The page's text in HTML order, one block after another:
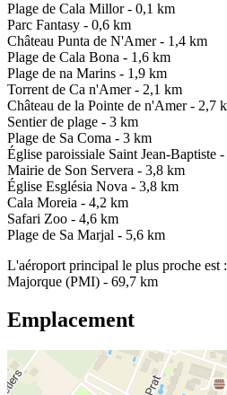
Plage de Cala Millor - 0,1 km
Parc Fantasy - 0,6 km
Château Punta de N'Amer - 1,4 km
Plage de Cala Bona - 1,6 km
Plage de na Marins - 1,9 km
Torrent de Ca n'Amer - 2,1 km
Château de la Pointe de n'Amer - 2,7
Sentier de plage - 3 km
Plage de Sa Coma - 3 km
Église paroissiale Saint Jean-Baptiste
Mairie de Son Servera - 3,8 km
Église Església Nova - 3,8 km
Cala Moreia - 4,2 km
Safari Zoo - 4,6 km
Plage de Sa Marjal - 5,6 km
L'aéroport principal le plus proche est
Majorque (PMI) - 69,7 km
Emplacement